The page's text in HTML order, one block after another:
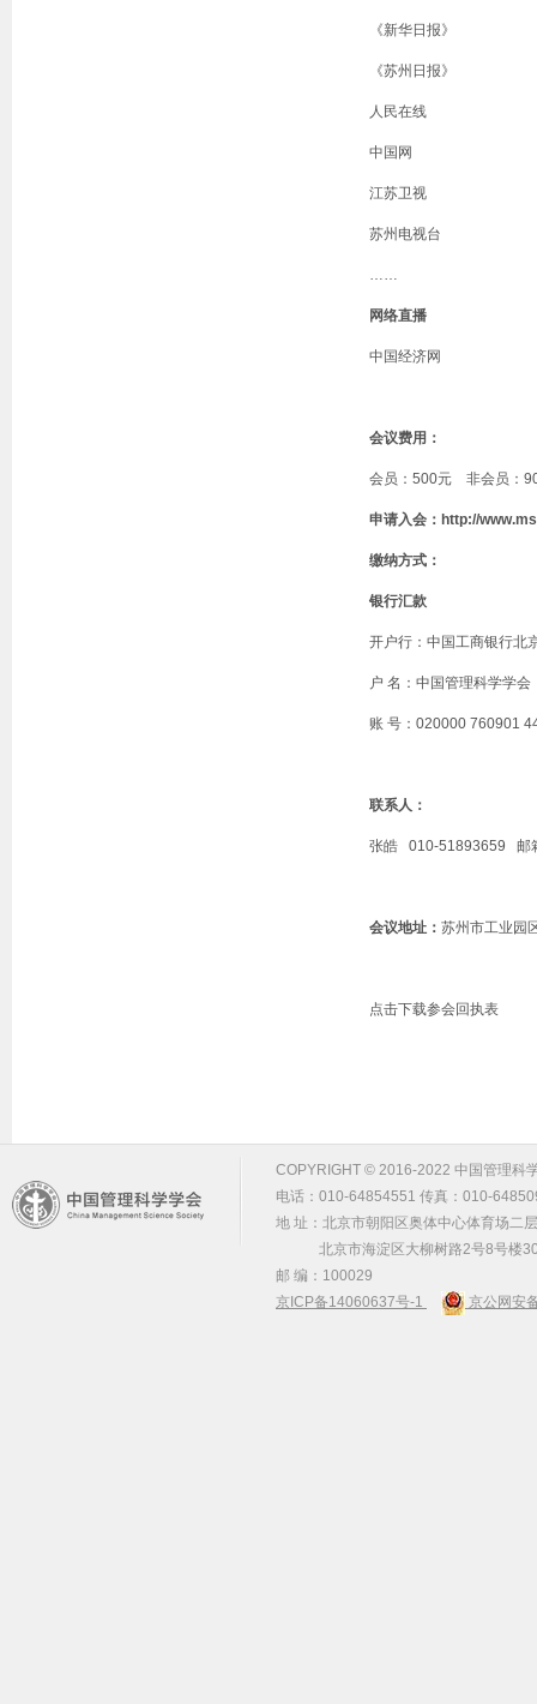
《新华日报》
《苏州日报》
人民在线
中国网
江苏卫视
苏州电视台
……
网络直播
中国经济网
会议费用：
会员：500元 非会员：
申请入会： http://
缴纳方式：
银行汇款
开户行：中国工商银行北
户 名：中国管理科学学会
账 号：020000 760901
联系人：
张皓 010-51893659邮
会议地址：苏州市工业园
点击下载参会回执表
COPYRIGHT © 2016-2022 中国管理科
电话：010-64854551 传真：010-
地 址：北京市朝阳区奥体中心体育场二
北京市海淀区大柳树路2号8号楼
邮 编：100029
京ICP备14060637号-1
京公网安